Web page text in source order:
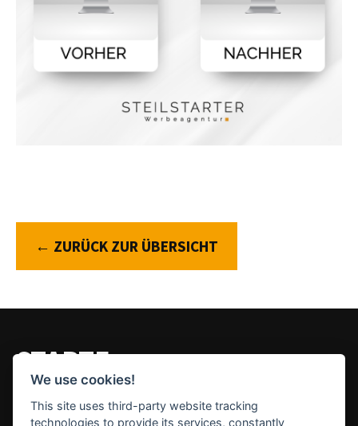
← ZURÜCK ZUR ÜBERSICHT
STARTE
DEIN NÄCHSTES PROJEKT
We use cookies!
This site uses third-party website tracking
technologies to provide its services, constantly